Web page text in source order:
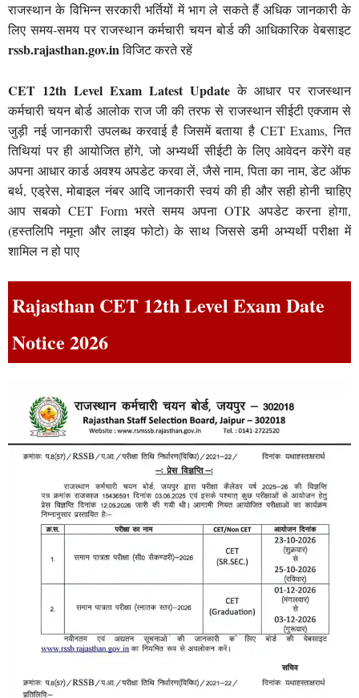
राजस्थान के विभिन्न सरकारी भर्तियों में भाग ले सकते हैं अधिक जानकारी के
लिए समय-समय पर राजस्थान कर्मचारी चयन बोर्ड की आधिकारिक वेबसाइट
rssb.rajasthan.gov.inविजिट करते रहें
CET 12th Level Exam Latest Update के आधार पर राजस्थान
कर्मचारी चयन बोर्ड आलोक राज जी की तरफ से राजस्थान सीईटी एक्जाम से
जुड़ी नई जानकारी उपलब्ध करवाई है जिसमें बताया है CET Exams, नित
तिथियां पर ही आयोजित होंगे, जो अभ्यर्थी सीईटी के लिए आवेदन करेंगे वह
अपना आधार कार्ड अवश्य अपडेट करवा लें, जैसे नाम, पिता का नाम, डेट ऑफ
बर्थ, एड्रेस, मोबाइल नंबर आदि जानकारी स्वयं की ही और सही होनी चाहिए
आप सबको CET Form भरते समय अपना OTR अपडेट करना होगा,
(हस्तलिपि नमूना और लाइव फोटो) के साथ जिससे डमी अभ्यर्थी परीक्षा में
शामिल न हो पाए
Rajasthan CET 12th Level Exam Date
Notice 2026